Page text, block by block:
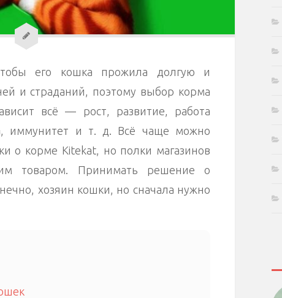
его кошка прожила долгую и
и страданий, поэтому выбор корма
всё — рост, развитие, работа
иммунитет и т. д. Всё чаще можно
о корме Kitekat, но полки магазинов
товаром. Принимать решение о
хозяин кошки, но сначала нужно